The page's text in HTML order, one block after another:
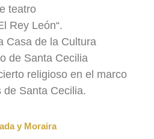
teatro
Rey León“.
Casa de la Cultura
de Santa Cecilia
religioso en el marco
de Santa Cecilia.
y Moraira